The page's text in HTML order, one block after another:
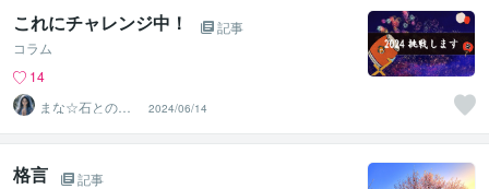
これにチャレンジ中！
記事
コラム
14
まな☆石との絆
を整える占い師
＆セラピスト
2024/06/14
格言
記事